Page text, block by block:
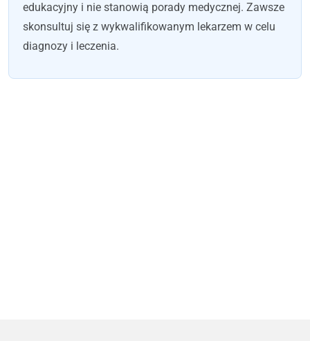
edukacyjny i nie stanowią porady medycznej. Zawsze
skonsultuj się z wykwalifikowanym lekarzem w celu
diagnozy i leczenia.